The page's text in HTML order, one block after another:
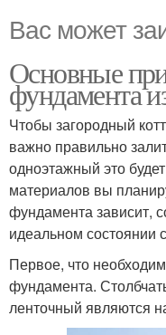
Вас может
Основные
фундамента
Чтобы загородный
важно правильно
одноэтажный это
материалов вы
фундамента зависит,
идеальном состоянии
Первое, что
фундамента.
ленточный являются